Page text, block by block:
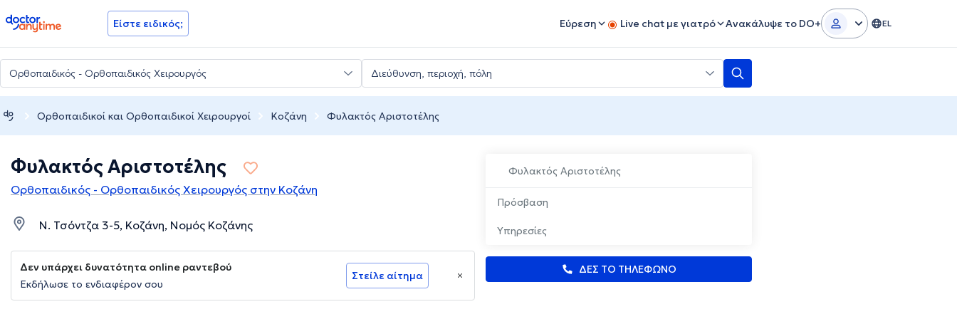
doctoranytime Είστε ειδικός; Εύρεση Live chat με γιατρό Ανακάλυψε το DO+ EL
Ορθοπαιδικοί και Ορθοπαιδικοί Χειρουργοί Κοζάνη Φυλακτός Αριστοτέλης
Φυλακτός Αριστοτέλης
Πρόσβαση
Υπηρεσίες
ΔΕΣ ΤΟ ΤΗΛΕΦΩΝΟ
Φυλακτός Αριστοτέλης
Ορθοπαιδικός - Ορθοπαιδικός Χειρουργός στην Κοζάνη
Ν. Τσόντζα 3-5, Κοζάνη, Νομός Κοζάνης
Δεν υπάρχει δυνατότητα online ραντεβού
Εκδήλωσε το ενδιαφέρον σου
Στείλε αίτημα